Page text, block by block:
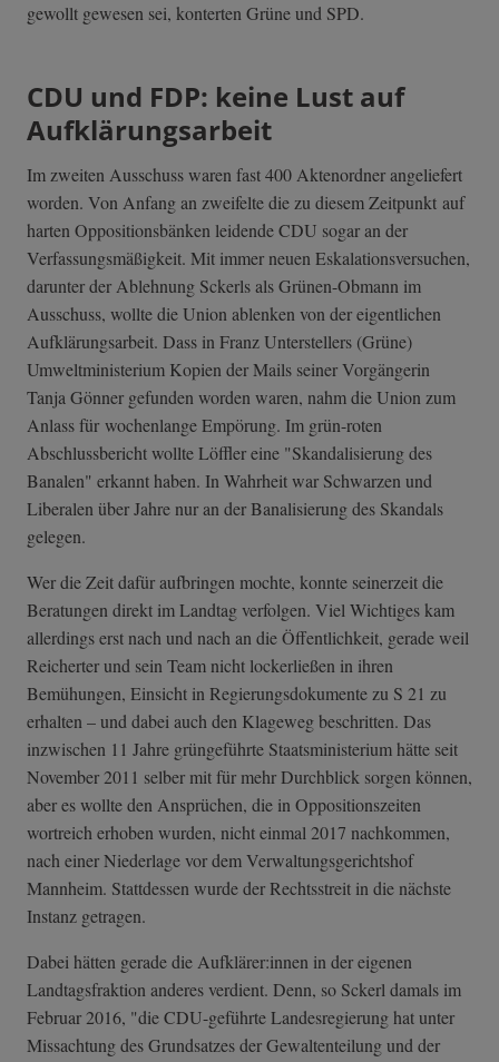
gewollt gewesen sei, konterten Grüne und SPD.
CDU und FDP: keine Lust auf
Aufklärungsarbeit
Im zweiten Ausschuss waren fast 400 Aktenordner angeliefert
worden. Von Anfang an zweifelte die zu diesem Zeitpunkt auf
harten Oppositionsbänken leidende CDU sogar an der
Verfassungsmäßigkeit. Mit immer neuen Eskalationsversuchen,
darunter der Ablehnung Sckerls als Grünen-Obmann im
Ausschuss, wollte die Union ablenken von der eigentlichen
Aufklärungsarbeit. Dass in Franz Unterstellers (Grüne)
Umweltministerium Kopien der Mails seiner Vorgängerin
Tanja Gönner gefunden worden waren, nahm die Union zum
Anlass für wochenlange Empörung. Im grün-roten
Abschlussbericht wollte Löffler eine "Skandalisierung des
Banalen" erkannt haben. In Wahrheit war Schwarzen und
Liberalen über Jahre nur an der Banalisierung des Skandals
gelegen.
Wer die Zeit dafür aufbringen mochte, konnte seinerzeit die
Beratungen direkt im Landtag verfolgen. Viel Wichtiges kam
allerdings erst nach und nach an die Öffentlichkeit, gerade weil
Reicherter und sein Team nicht lockerließen in ihren
Bemühungen, Einsicht in Regierungsdokumente zu S 21 zu
erhalten – und dabei auch den Klageweg beschritten. Das
inzwischen 11 Jahre grüngeführte Staatsministerium hätte seit
November 2011 selber mit für mehr Durchblick sorgen können,
aber es wollte den Ansprüchen, die in Oppositionszeiten
wortreich erhoben wurden, nicht einmal 2017 nachkommen,
nach einer Niederlage vor dem Verwaltungsgerichtshof
Mannheim. Stattdessen wurde der Rechtsstreit in die nächste
Instanz getragen.
Dabei hätten gerade die Aufklärer:innen in der eigenen
Landtagsfraktion anderes verdient. Denn, so Sckerl damals im
Februar 2016, "die CDU-geführte Landesregierung hat unter
Missachtung des Grundsatzes der Gewaltenteilung und der